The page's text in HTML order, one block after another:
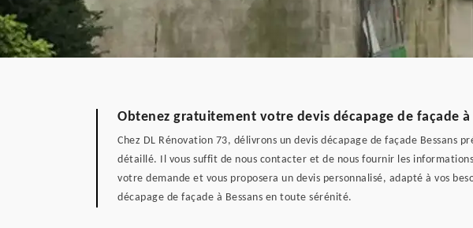
Obtenez gratuitement votre devis décapage de façade à
Chez DL Rénovation 73, délivrons un devis décapage de façade
détaillé. Il vous suffit de nous contacter et de nous fournir les
votre demande et vous proposera un devis personnalisé, adapté à vos
décapage de façade à Bessans en toute sérénité.